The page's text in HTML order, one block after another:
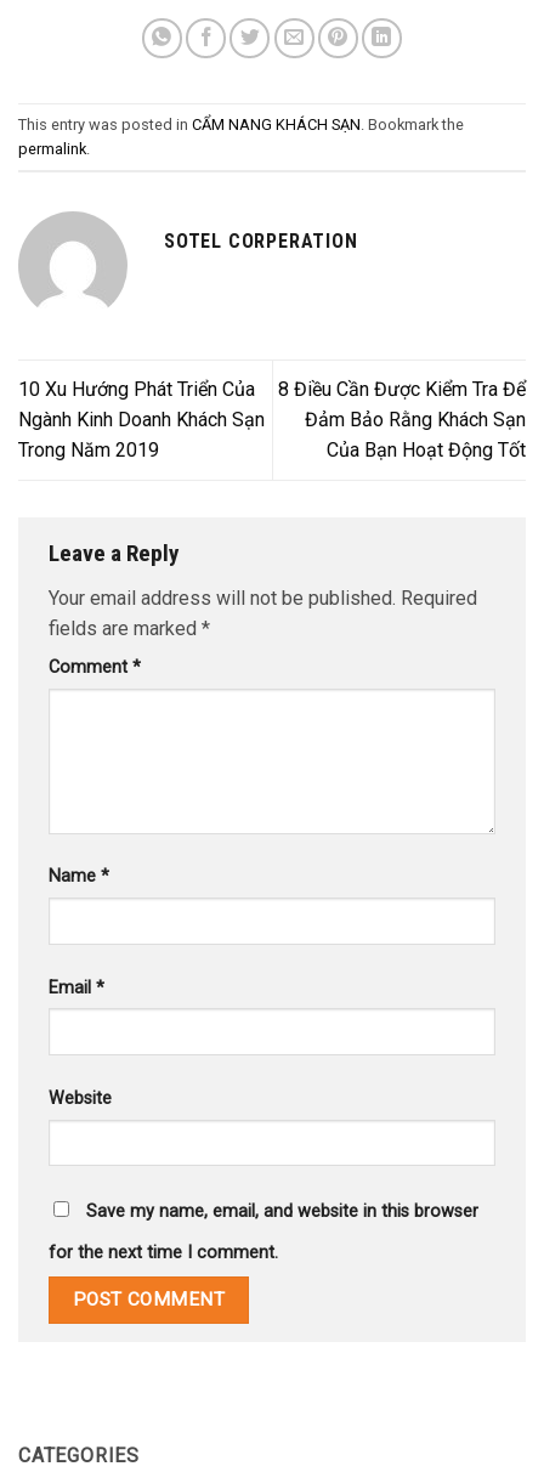
This entry was posted in CẨM NANG KHÁCH SẠN . Bookmark the
permalink
SOTEL CORPERATION
10 Xu Hướng Phát Triển Của
Ngành Kinh Doanh Khách Sạn
Trong Năm 2019
8 Điều Cần Được Kiểm Tra Để
Đảm Bảo Rằng Khách Sạn
Của Bạn Hoạt Động Tốt
Leave a Reply
Your email address will not be published. Required
fields are marked *
Comment *
Name *
Email *
Website
Save my name, email, and website in this browser
for the next time I comment.
CATEGORIES